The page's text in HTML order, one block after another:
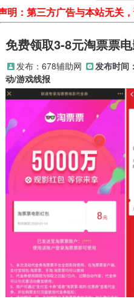
声明：第三方广告与本站无关
免费领取3-8元淘票票
发布： 678辅助网 发布时间：
动/游戏线报